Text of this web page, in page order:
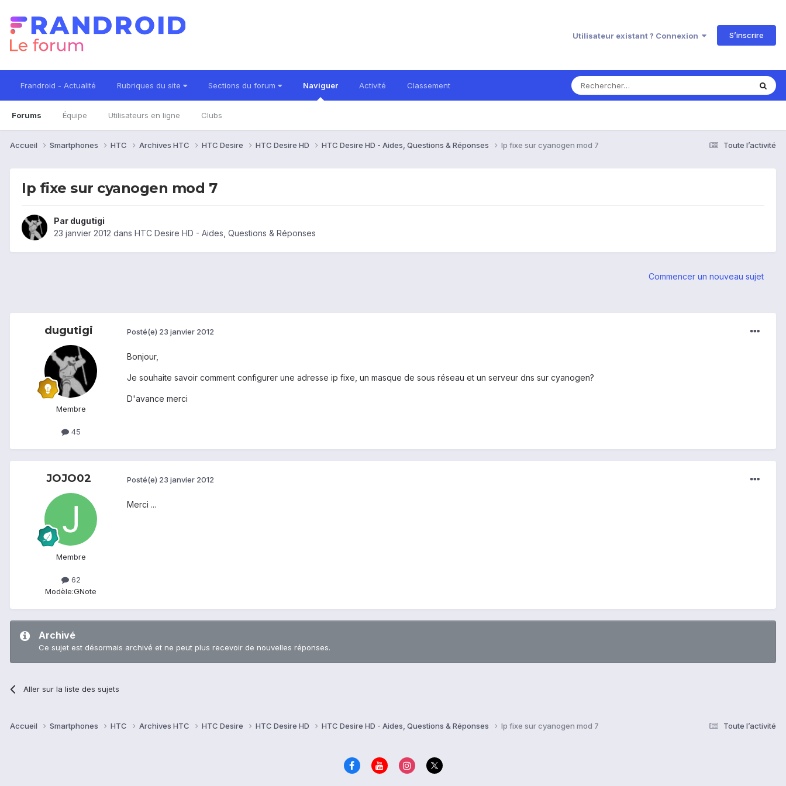
Utilisateur existant ? Connexion S’inscrire
Frandroid - Actualité Rubriques du site Sections du forum Naviguer
Forums Équipe Utilisateurs en ligne Clubs
Activité Classement
Toute l’activité
Accueil Smartphones HTC Archives HTC HTC Desire HTC Desire HD HTC Desire HD - Aides, Questions & Réponses Ip fixe sur cyanogen mod 7
Ip fixe sur cyanogen mod 7
Par dugutigi
23 janvier 2012 dans HTC Desire HD - Aides, Questions & Réponses
Commencer un nouveau sujet
dugutigi
Membre
45
Posté(e) 23 janvier 2012
Bonjour,
Je souhaite savoir comment configurer une adresse ip fixe, un masque de sous réseau et un serveur dns sur cyanogen?
D'avance merci
JOJO02
Membre
62
Modèle:GNote
Posté(e) 23 janvier 2012
Merci ...
Archivé
Ce sujet est désormais archivé et ne peut plus recevoir de nouvelles réponses.
Aller sur la liste des sujets
Toute l’activité
Accueil Smartphones HTC Archives HTC HTC Desire HTC Desire HD HTC Desire HD - Aides, Questions & Réponses Ip fixe sur cyanogen mod 7